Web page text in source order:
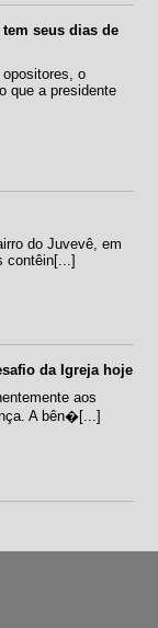
seus dias de
o
que a presidente
do Juvevê, em
contêin[...]
da Igreja hoje
aos
A bên�[...]